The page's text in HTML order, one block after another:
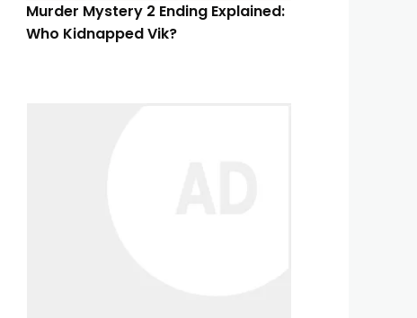
Murder Mystery 2 Ending Explained:
Who Kidnapped Vik?